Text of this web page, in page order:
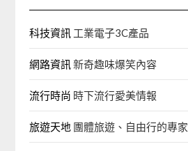
科技資訊 工業電子3C產品
網路資訊 新奇趣味爆笑內容
流行時尚 時下流行愛美情報
旅遊天地 團體旅遊、自由行的專家‎